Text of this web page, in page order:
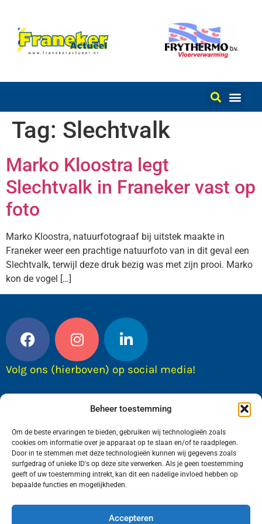
Beheer toestemming
Om de beste ervaringen te bieden, gebruiken wij technologieën zoals
cookies om informatie over je apparaat op te slaan en/of te raadplegen.
Door in te stemmen met deze technologieën kunnen wij gegevens zoals
surfgedrag of unieke ID's op deze site verwerken. Als je geen toestemming
geeft of uw toestemming intrekt, kan dit een nadelige invloed hebben op
bepaalde functies en mogelijkheden.
Accepteren
Tag: Slechtvalk
Marko Kloostra legt
Slechtvalk in Franeker vast op
foto
Marko Kloostra, natuurfotograaf bij uitstek maakte in
Franeker weer een prachtige natuurfoto van in dit geval een
Slechtvalk, terwijl deze druk bezig was met zijn prooi. Marko
kon de vogel […]
Volg ons (hierboven) op social media!
Wij van FranekerActueel.nl verzorgen het nieuws
in de Gemeente Waadhoeke. Met als hoofdplaats